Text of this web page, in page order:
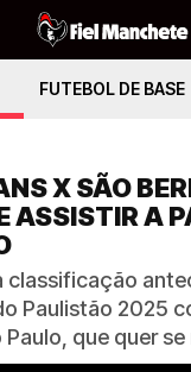
FUTEBOL DE BASE
X SÃO
ASSISTIR A
classificação
Paulistão 2025
Paulo, que quer